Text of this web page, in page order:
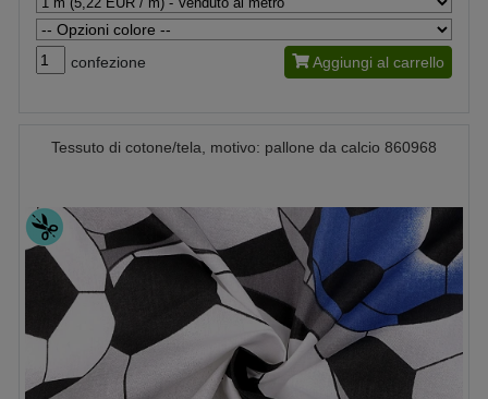
confezione Aggiungi al carrello
Tessuto di cotone/tela, motivo: pallone da calcio 860968